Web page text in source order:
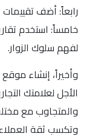
رابعاً: أضف تقييمات
خامساً: استخدم
لفهم سلوك الزوار.
وأخيراً، إنشاء
الأجل لعلامتك
والمتجاوب مع
وتكسب ثقة